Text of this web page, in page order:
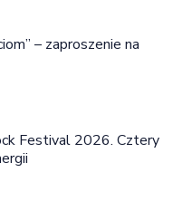
– zaproszenie na
Festival 2026. Cztery